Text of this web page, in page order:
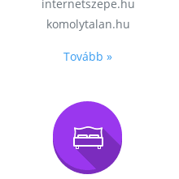
internetszepe.hu
komolytalan.hu
Tovább »